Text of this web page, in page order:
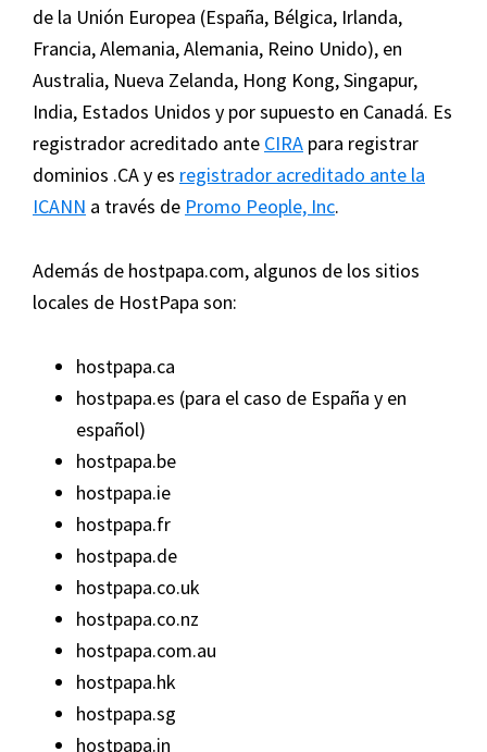
de la Unión Europea (España, Bélgica, Irlanda,
Francia, Alemania, Alemania, Reino Unido), en
Australia, Nueva Zelanda, Hong Kong, Singapur,
India, Estados Unidos y por supuesto en Canadá. Es
registrador acreditado ante CIRA para registrar
dominios .CA y es registrador acreditado ante la
ICANN a través de Promo People, Inc.
Además de hostpapa.com, algunos de los sitios
locales de HostPapa son:
hostpapa.ca
hostpapa.es (para el caso de España y en
español)
hostpapa.be
hostpapa.ie
hostpapa.fr
hostpapa.de
hostpapa.co.uk
hostpapa.co.nz
hostpapa.com.au
hostpapa.hk
hostpapa.sg
hostpapa.in